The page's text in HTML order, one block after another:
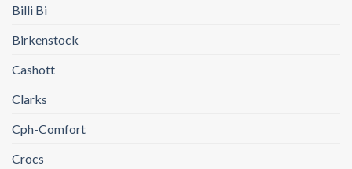
Billi Bi
Birkenstock
Cashott
Clarks
Cph-Comfort
Crocs